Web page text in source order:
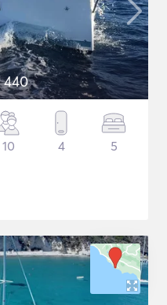
440
10 4 5